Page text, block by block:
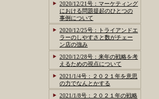
2020/12/21号：マーケティング
における問題提起のひとつの
事例について
2020/12/25号：トライアンドエ
ラーのしやすさと数がチェー
ン店の強み
2020/12/28号：来年の戦略を考
えるための視点について
2021/1/4号：２０２１年を意思
の力でなんとかする
2021/1/8号：２０２１年の戦略